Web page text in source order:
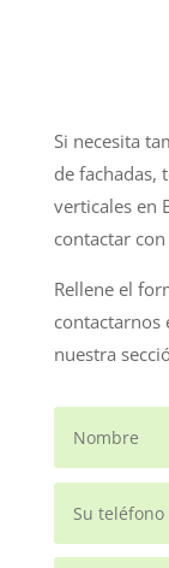
Si necesita
de fachadas,
verticales en
contactar
Rellene el
contactarnos
nuestra